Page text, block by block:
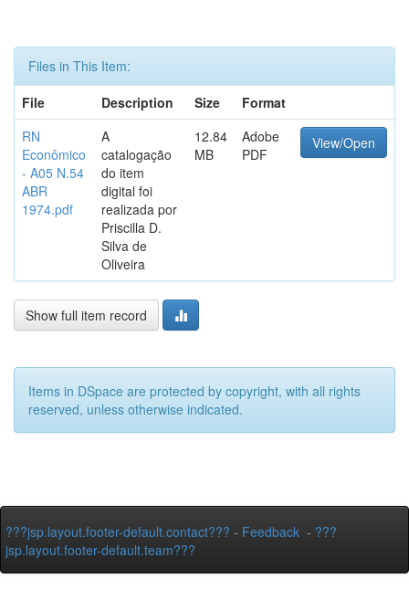
Files in This Item:
File
Description Size
Format
RN
Econômico
- A05 N.54
ABR
1974.pdf
A
catalogação
do item
digital foi
realizada por
Priscilla D.
Silva de
Oliveira
12.84
MB
Adobe
PDF
View/Open
Show full item record
Items in DSpace are protected by copyright, with all rights
reserved, unless otherwise indicated.
???jsp.layout.footer-default.contact??? - Feedback - ???
jsp.layout.footer-default.team???